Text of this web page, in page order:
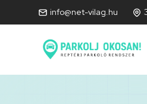
info@net-vilag.hu